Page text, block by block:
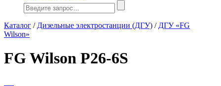
Каталог / Дизельные электростанции (ДГУ) / ДГУ «FG
Wilson»
FG Wilson P26-6S